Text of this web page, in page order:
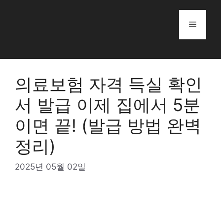
Menu
의료보험 자격 득실 확인
서 발급 이제 집에서 5분
이면 끝! (발급 방법 완벽
정리)
2025년 05월 02일